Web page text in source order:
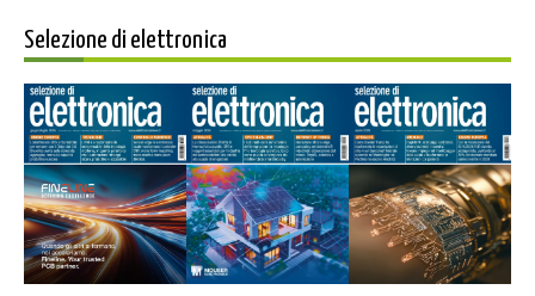
Selezione di elettronica